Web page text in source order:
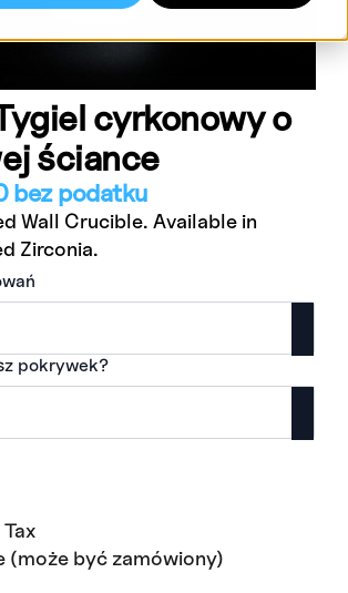
cyrkonowy o
ściance
bez podatku
Wall Crucible. Available in
Zirconia.
pokrywek?
(może być zamówiony)